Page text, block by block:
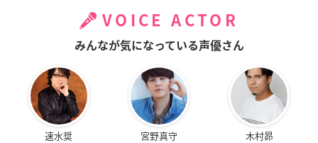
VOICE ACTOR
みんなが気になっている声優さん
速水奨 宮野真守 木村昴